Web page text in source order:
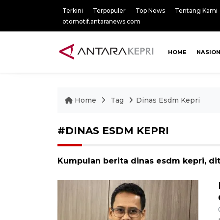
Terkini Terpopuler Top News
Tentang Kami
otomotif.antaranews.com
HOME
Home Tag Dinas Esdm Kepri
#DINAS ESDM KEPRI
Kumpulan berita dinas esdm kepri,